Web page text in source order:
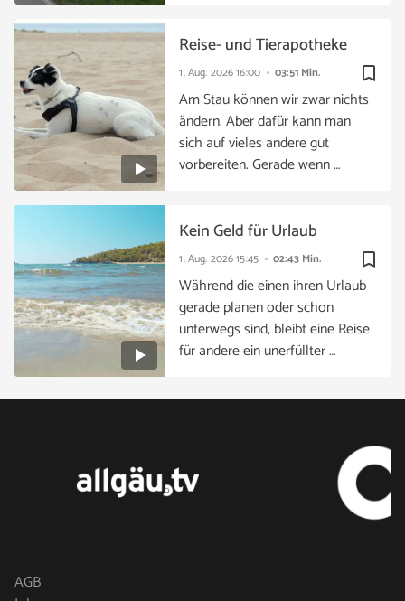
bookmark_border
1. Aug. 202616:00 03:51 Min.
Reise- und Tierapotheke
Am Stau können wir zwar nichts
ändern. Aber dafür kann man
sich auf vieles andere gut
vorbereiten. Gerade wenn …
bookmark_border
1. Aug. 202615:45 02:43 Min.
Kein Geld für Urlaub
Während die einen ihren Urlaub
gerade planen oder schon
unterwegs sind, bleibt eine Reise
für andere ein unerfüllter …
AGB